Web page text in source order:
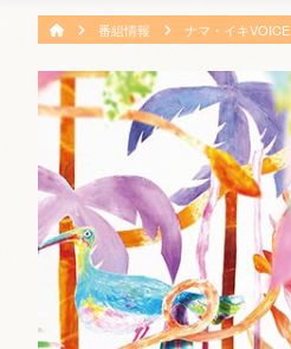
番組情報 ナマ・イキVOICE